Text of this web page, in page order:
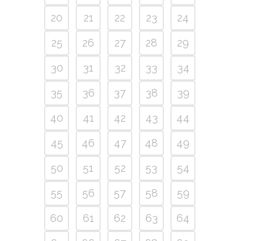
20
21 22 23
24
25
26 27 28
29
30
31 32 33
34
35
36 37 38
39
40
41 42 43
44
45
46 47 48
49
50
51 52 53
54
55
56 57 58
59
60
61 62 63
64